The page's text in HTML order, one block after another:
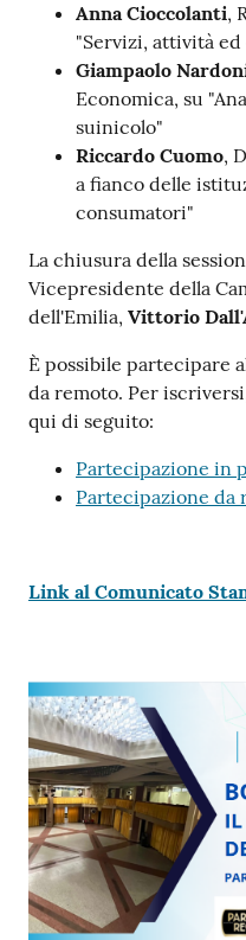
Anna Cioccolanti,
"Servizi, attività
Giampaolo
Economica, su
suinicolo"
Riccardo Cuomo,
a fianco delle
consumatori"
La chiusura della
Vicepresidente della
dell'Emilia, Vittorio
È possibile partecipare
da remoto. Per
qui di seguito:
Partecipazione in
Partecipazione da
Link al Comunicato